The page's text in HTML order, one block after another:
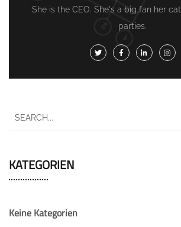
She is the CEO. She's a big fan her
parties.
KATEGORIEN
Keine Kategorien